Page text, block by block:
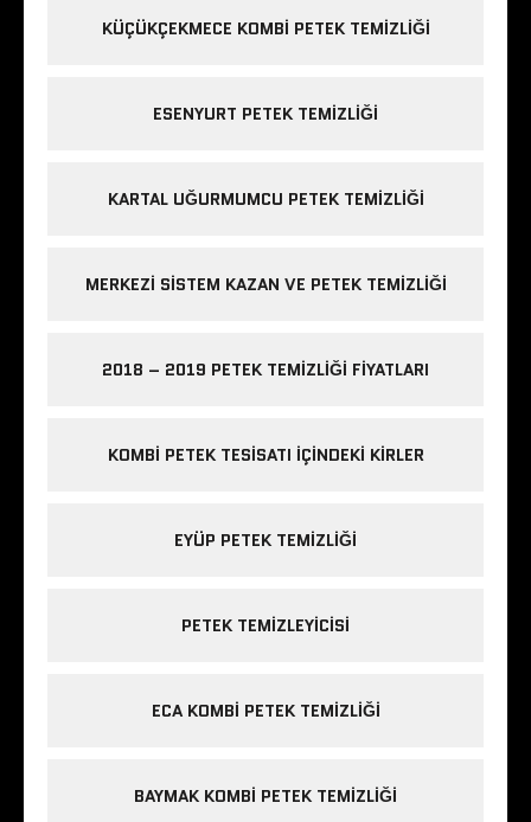
KÜÇÜKÇEKMECE KOMBI PETEK TEMIZLIĞI
ESENYURT PETEK TEMIZLIĞI
KARTAL UĞURMUMCU PETEK TEMIZLIĞI
MERKEZI SISTEM KAZAN VE PETEK TEMIZLIĞI
2018 – 2019 PETEK TEMIZLIĞI FIYATLARI
KOMBI PETEK TESISATI IÇINDEKI KIRLER
EYÜP PETEK TEMIZLIĞI
PETEK TEMIZLEYICISI
ECA KOMBI PETEK TEMIZLIĞI
BAYMAK KOMBI PETEK TEMIZLIĞI